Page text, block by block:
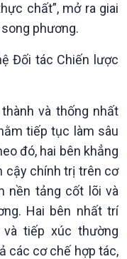
vàng
đảo Việt Nam
tình biên giới và hải
hiểu biển, đảo Việt
chất”, mở ra giai
phương.
tác Chiến lược
và thống nhất
tiếp tục làm sâu
đó, hai bên khẳng
cậy chính trị trên cơ
nền tảng cốt lõi và
Hai bên nhất trí
tiếp xúc thường
các cơ chế hợp tác,